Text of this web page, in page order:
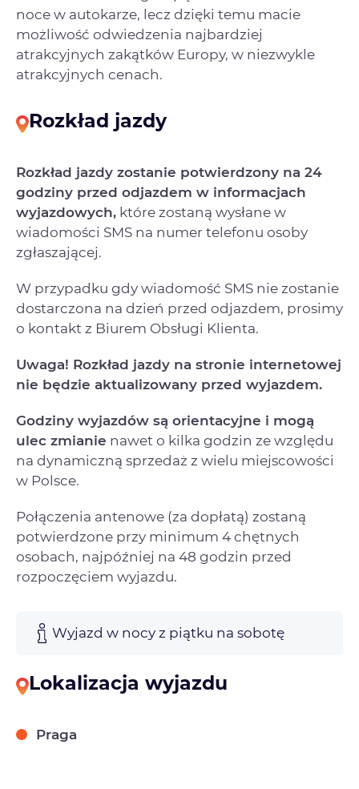
noce w autokarze, lecz dzięki temu macie
możliwość odwiedzenia najbardziej
atrakcyjnych zakątków Europy, w niezwykle
atrakcyjnych cenach.
Rozkład jazdy
Rozkład jazdy zostanie potwierdzony na 24
godziny przed odjazdem w informacjach
wyjazdowych, które zostaną wysłane w
wiadomości SMS na numer telefonu osoby
zgłaszającej.
W przypadku gdy wiadomość SMS nie zostanie
dostarczona na dzień przed odjazdem, prosimy
o kontakt z Biurem Obsługi Klienta.
Uwaga! Rozkład jazdy na stronie internetowej
nie będzie aktualizowany przed wyjazdem.
Godziny wyjazdów są orientacyjne i mogą
ulec zmianie nawet o kilka godzin ze względu
na dynamiczną sprzedaż z wielu miejscowości
w Polsce.
Połączenia antenowe (za dopłatą) zostaną
potwierdzone przy minimum 4 chętnych
osobach, najpóźniej na 48 godzin przed
rozpoczęciem wyjazdu.
Wyjazd w nocy z piątku na sobotę
Lokalizacja wyjazdu
Praga